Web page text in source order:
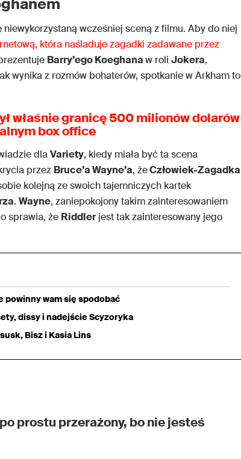
wcześniej sceną z filmu. Aby do niej
która naśladuje zagadki zadawane przez
Barry’ego Koeghanaw roli Jokera,
wynika z rozmów bohaterów, spotkanie w Arkham to
właśnie granicę 500 milionów dolarów
box office
dlaVariety, kiedy miała być ta scena
przez Bruce’a Wayne’a, żeCzłowiek-Zagadka
kolejną ze swoich tajemniczych kartek
. Wayne, zaniepokojony takim zainteresowaniem
sprawia, że Riddlerjest tak zainteresowany jego
powinny wam się spodobać
dissy i nadejście Scyzoryka
Bisz i Kasia Lins
prostu przerażony, bo nie jesteś